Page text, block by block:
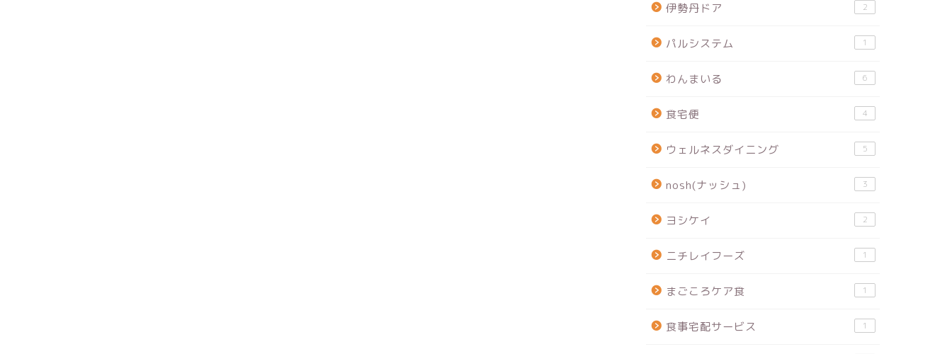
伊勢丹ドア 2
パルシステム 1
わんまいる 6
食宅便 4
ウェルネスダイニング 5
nosh(ナッシュ) 3
ヨシケイ 2
ニチレイフーズ 1
まごころケア食 1
食事宅配サービス 1